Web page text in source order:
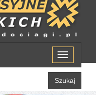
Menu
Szukaj